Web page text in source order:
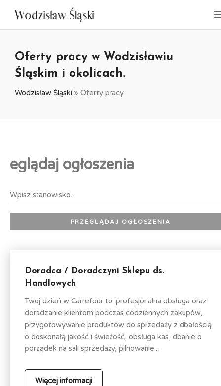
Oferty pracy w Wodzisławiu
Śląskim i okolicach.
Wodzisław Śląski » Oferty pracy
eglądaj ogłoszenia
Doradca / Doradczyni Sklepu ds.
Handlowych
Twój dzień w Carrefour to: profesjonalna obsługa oraz
doradzanie klientom podczas codziennych zakupów,
przygotowywanie produktów do sprzedaży z dbałością
o doskonałą jakość i świeżość, obsługa kas, dbanie o
porządek na sali sprzedaży, pilnowanie...
Więcej informacji